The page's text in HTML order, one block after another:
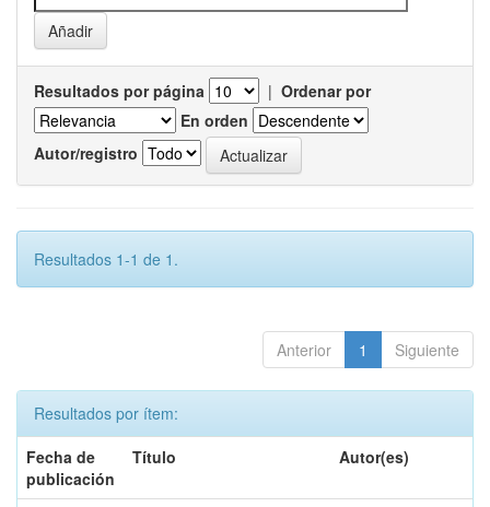
Resultados por página | Ordenar por
En orden
Autor/registro
Resultados 1-1 de 1.
Anterior 1 Siguiente
Resultados por ítem:
Fecha de
publicación
Título Autor(es)